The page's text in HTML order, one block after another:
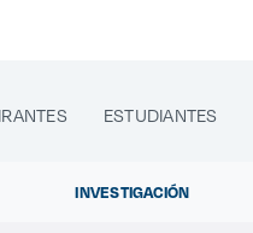
ESTUDIANTES
INVESTIGACIÓN